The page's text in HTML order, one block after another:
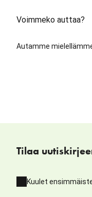
Voimmeko auttaa?
Autamme
Tilaa
Kuulet